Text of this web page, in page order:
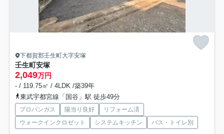
下都賀郡壬生町大字安塚
壬生町安塚
2,049万円
- / 119.75㎡ / 4LDK /築39年
東武宇都宮線「国谷」駅 徒歩49分
プロパンガス 陽当り良好
リフォーム済
ウォークインクロゼット
システムキッチン バス・トイレ別